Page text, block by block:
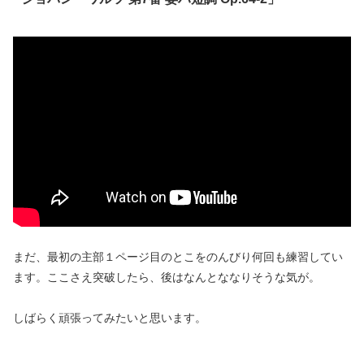
まだ、最初の主部１ページ目のとこをのんびり何回も練習してい
ます。ここさえ突破したら、後はなんとななりそうな気が。
しばらく頑張ってみたいと思います。